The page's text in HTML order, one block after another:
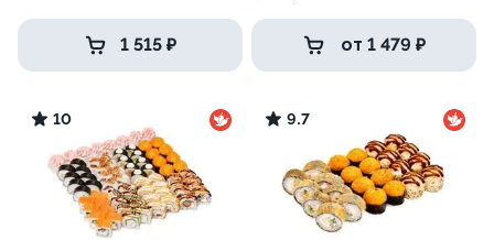
1 515 ₽ от 1 479 ₽
10 9.7